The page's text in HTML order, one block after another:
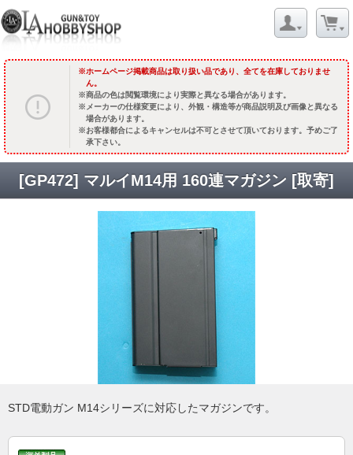
ホームページ掲載商品は取り扱い品であり、全てを在庫しておりませ
ん。
商品の色は閲覧環境により実際と異なる場合があります。
メーカーの仕様変更により、外観・構造等が商品説明及び画像と異なる
場合があります。
お客様都合によるキャンセルは不可とさせて頂いております。予めご了
承下さい。
[GP472] マルイM14用 160連マガジン [取寄]
STD電動ガン M14シリーズに対応したマガジンです。